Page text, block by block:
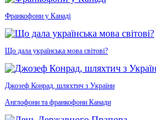
Франкофони у Канаді
Що дала українська мова світові?
Джозеф Конрад, шляхтич з України
Англофони та франкофони Канади